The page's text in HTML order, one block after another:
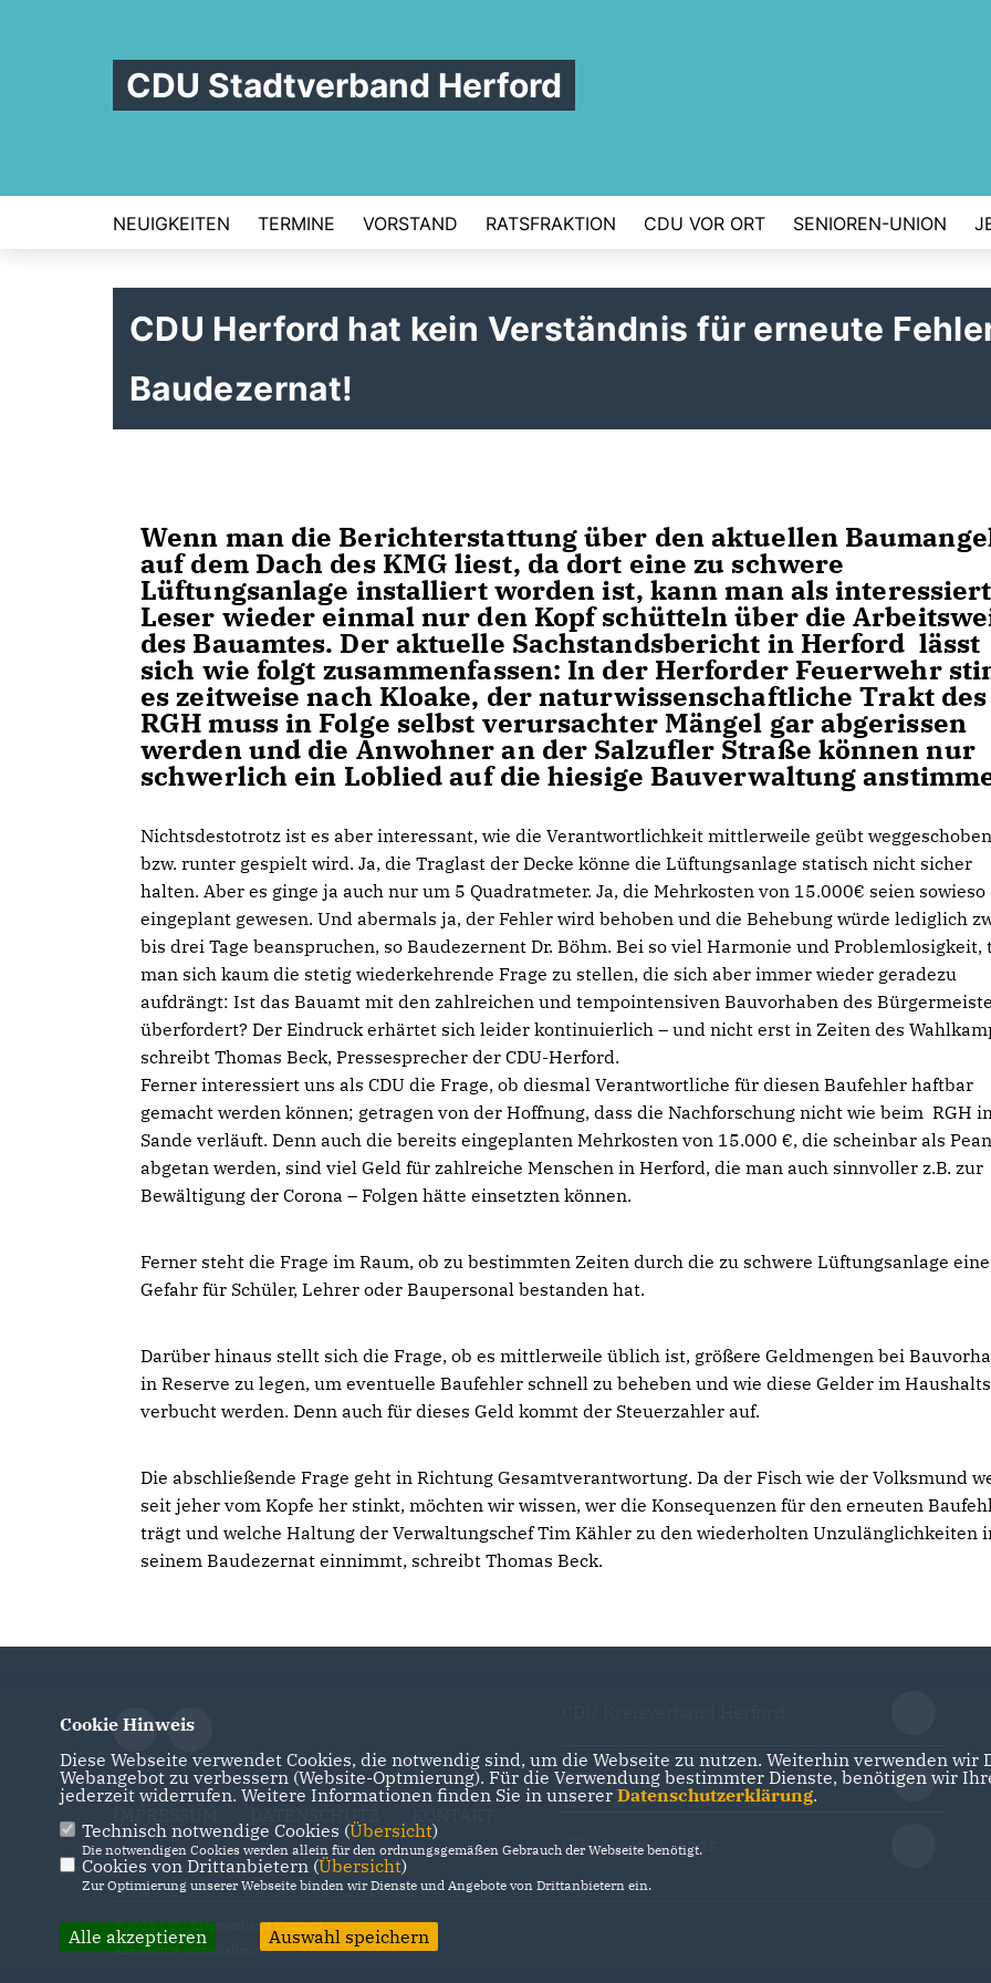
CDU Stadtverband Herford
NEUIGKEITEN TERMINE VORSTAND RATSFRAKTION CDU VOR ORT SENIOREN-UNION
CDU Herford hat kein Verständnis für erneute
Baudezernat!
Wenn man die Berichterstattung über den aktuellen
auf dem Dach des KMG liest, da dort eine zu schwere
Lüftungsanlage installiert worden ist, kann man als
Leser wieder einmal nur den Kopf schütteln über die
des Bauamtes. Der aktuelle Sachstandsbericht in Herford lässt
sich wie folgt zusammenfassen: In der Herforder Feuerwehr
es zeitweise nach Kloake, der naturwissenschaftliche Trakt des
RGH muss in Folge selbst verursachter Mängel gar abgerissen
werden und die Anwohner an der Salzufler Straße können nur
schwerlich ein Loblied auf die hiesige Bauverwaltung
Nichtsdestotrotz ist es aber interessant, wie die Verantwortlichkeit mittlerweile geübt weggeschoben
bzw. runter gespielt wird. Ja, die Traglast der Decke könne die Lüftungsanlage statisch nicht sicher
halten. Aber es ginge ja auch nur um 5 Quadratmeter. Ja, die Mehrkosten von 15.000€ seien sowieso
eingeplant gewesen. Und abermals ja, der Fehler wird behoben und die Behebung würde lediglich
bis drei Tage beanspruchen, so Baudezernent Dr. Böhm. Bei so viel Harmonie und Problemlosigkeit,
man sich kaum die stetig wiederkehrende Frage zu stellen, die sich aber immer wieder geradezu
aufdrängt: Ist das Bauamt mit den zahlreichen und tempointensiven Bauvorhaben des
überfordert? Der Eindruck erhärtet sich leider kontinuierlich – und nicht erst in Zeiten des
schreibt Thomas Beck, Pressesprecher der CDU-Herford.
Ferner interessiert uns als CDU die Frage, ob diesmal Verantwortliche für diesen Baufehler haftbar
gemacht werden können; getragen von der Hoffnung, dass die Nachforschung nicht wie beim RGH
Sande verläuft. Denn auch die bereits eingeplanten Mehrkosten von 15.000 €, die scheinbar als
abgetan werden, sind viel Geld für zahlreiche Menschen in Herford, die man auch sinnvoller z.B. zur
Bewältigung der Corona – Folgen hätte einsetzten können.
Ferner steht die Frage im Raum, ob zu bestimmten Zeiten durch die zu schwere Lüftungsanlage eine
Gefahr für Schüler, Lehrer oder Baupersonal bestanden hat.
Darüber hinaus stellt sich die Frage, ob es mittlerweile üblich ist, größere Geldmengen bei
in Reserve zu legen, um eventuelle Baufehler schnell zu beheben und wie diese Gelder im
verbucht werden. Denn auch für dieses Geld kommt der Steuerzahler auf.
Die abschließende Frage geht in Richtung Gesamtverantwortung. Da der Fisch wie der Volksmund
seit jeher vom Kopfe her stinkt, möchten wir wissen, wer die Konsequenzen für den erneuten
trägt und welche Haltung der Verwaltungschef Tim Kähler zu den wiederholten Unzulänglichkeiten
seinem Baudezernat einnimmt, schreibt Thomas Beck.
CDU NRW
CDU Deutschlands
@2026 CDU Kreisverband Herford
Alle Rechte vorbehalten.
Cookie Hinweis
Diese Webseite verwendet Cookies, die notwendig sind, um die Webseite zu nutzen. Weiterhin verwenden
Webangebot zu verbessern (Website-Optmierung). Für die Verwendung bestimmter Dienste, benötigen wir
jederzeit widerrufen. Weitere Informationen finden Sie in unserer Datenschutzerklärung.
Technisch notwendige Cookies (Übersicht)
Die notwendigen Cookies werden allein für den ordnungsgemäßen Gebrauch der Webseite benötigt.
Cookies von Drittanbietern (Übersicht)
Zur Optimierung unserer Webseite binden wir Dienste und Angebote von Drittanbietern ein.
Alle akzeptieren Auswahl speichern